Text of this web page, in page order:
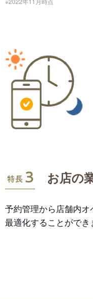
特長3
お店の
予約管理から店舗内オ
最適化することができ